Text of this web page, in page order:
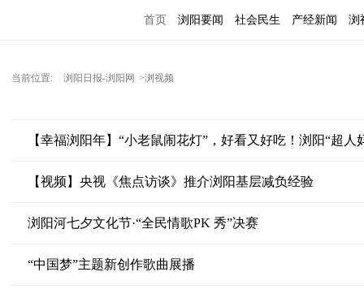
首页 浏阳要闻 社会民生 产经新闻 浏
当前位置: 浏阳日报-浏阳网 >浏视频
【幸福浏阳年】“小老鼠闹花灯”，好看又好吃！浏阳“超人
【视频】央视《焦点访谈》推介浏阳基层减负经验
浏阳河七夕文化节·“全民情歌PK 秀”决赛
“中国梦”主题新创作歌曲展播